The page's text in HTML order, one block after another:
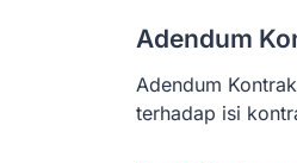
Adendum
Adendum
terhadap isi